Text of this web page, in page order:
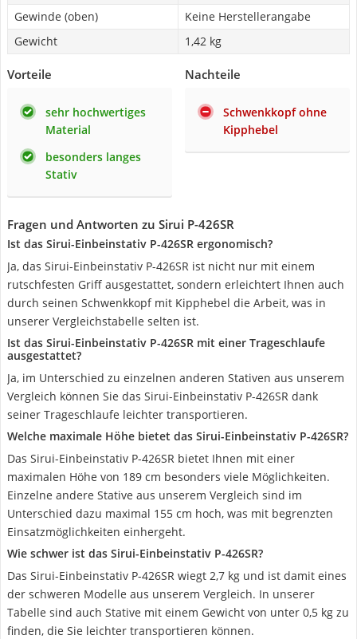
Gewinde (oben)
Keine Herstellerangabe
Gewicht
‎1,42 kg
Vorteile
sehr hochwertiges
Material
besonders langes
Stativ
Nachteile
Schwenkkopf ohne
Kipphebel
Fragen und Antworten zu Sirui P-426SR
Ist das Sirui-Einbeinstativ P-426SR ergonomisch?
Ja, das Sirui-Einbeinstativ P-426SR ist nicht nur mit einem
rutschfesten Griff ausgestattet, sondern erleichtert Ihnen auch
durch seinen Schwenkkopf mit Kipphebel die Arbeit, was in
unserer Vergleichstabelle selten ist.
Ist das Sirui-Einbeinstativ P-426SR mit einer Trageschlaufe
ausgestattet?
Ja, im Unterschied zu einzelnen anderen Stativen aus unserem
Vergleich können Sie das Sirui-Einbeinstativ P-426SR dank
seiner Trageschlaufe leichter transportieren.
Welche maximale Höhe bietet das Sirui-Einbeinstativ P-426SR?
Das Sirui-Einbeinstativ P-426SR bietet Ihnen mit einer
maximalen Höhe von 189 cm besonders viele Möglichkeiten.
Einzelne andere Stative aus unserem Vergleich sind im
Unterschied dazu maximal 155 cm hoch, was mit begrenzten
Einsatzmöglichkeiten einhergeht.
Wie schwer ist das Sirui-Einbeinstativ P-426SR?
Das Sirui-Einbeinstativ P-426SR wiegt 2,7 kg und ist damit eines
der schweren Modelle aus unserem Vergleich. In unserer
Tabelle sind auch Stative mit einem Gewicht von unter 0,5 kg zu
finden, die Sie leichter transportieren können.